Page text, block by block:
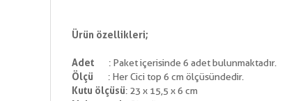
Ürün özellikleri;
Adet
: Paket içerisinde 6 adet bulunmaktadır.
Ölçü
: Her Cici top 6 cm ölçüsündedir.
Kutu ölçüsü: 23 x 15,5 x 6 cm